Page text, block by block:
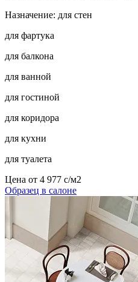
Назначение: для стен
для фартука
для балкона
для ванной
для гостиной
для коридора
для кухни
для туалета
Цена от 4 977 c/м2
Образец в салоне